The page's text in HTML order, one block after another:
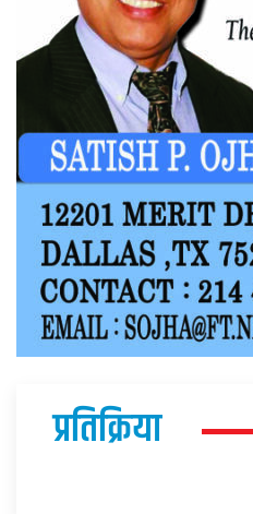
प्रतिक्रिया